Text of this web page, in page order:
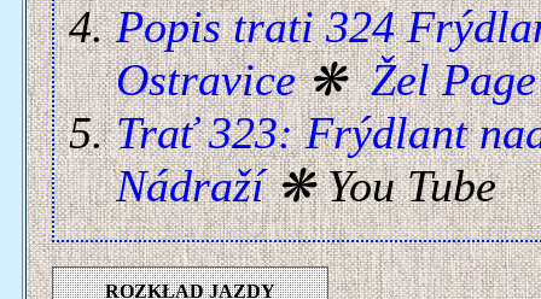
Popis trati 324
Ostravice❋Žel Page
Trať 323: Frýdlant
Nádraží❋ You Tube
ROZKŁAD JAZDY